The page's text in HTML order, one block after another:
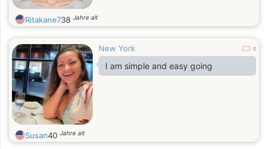
Ritakane738 Jahre alt
New York 0
I am simple and easy going
Susan40 Jahre alt